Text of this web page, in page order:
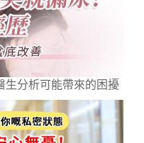
生分析可能帶來的困擾